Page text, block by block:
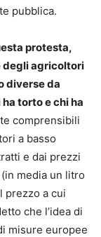
pubblica.
protesta,
degli agricoltori
diverse da
torto e chi ha
comprensibili
a basso
e dai prezzi
media un litro
prezzo a cui
che l’idea di
misure europee